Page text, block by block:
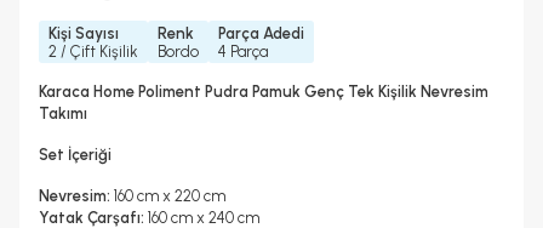
Kişi Sayısı
2 / Çift Kişilik
Renk
Bordo
Parça Adedi
4 Parça
Karaca Home Poliment Pudra Pamuk Genç Tek Kişilik Nevresim
Takımı
Set İçeriği
Nevresim: 160 cm x 220 cm
Yatak Çarşafı: 160 cm x 240 cm